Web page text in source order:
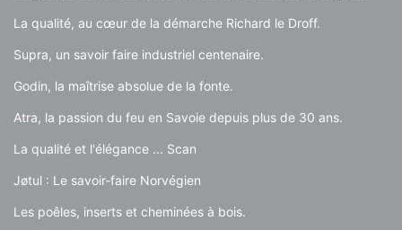
La qualité, au cœur de la démarche Richard le Droff.
Supra, un savoir faire industriel centenaire.
Godin, la maîtrise absolue de la fonte.
Atra, la passion du feu en Savoie depuis plus de 30 ans.
La qualité et l'élégance ... Scan
Jøtul : Le savoir-faire Norvégien
Les poêles, inserts et cheminées à bois.